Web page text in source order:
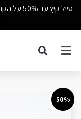
סייל
50%